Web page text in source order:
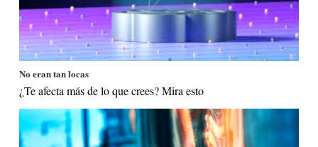
No eran tan locas
¿Te afecta más de lo que crees? Mira esto